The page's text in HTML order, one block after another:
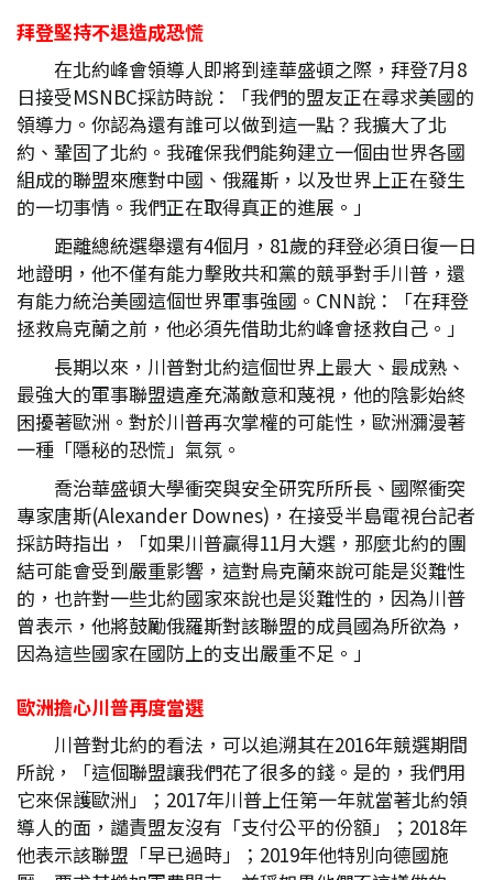
拜登堅持不退造成恐慌
在北約峰會領導人即將到達華盛頓之際，拜登7月8
日接受MSNBC採訪時說：「我們的盟友正在尋求美國的
領導力。你認為還有誰可以做到這一點？我擴大了北
約、鞏固了北約。我確保我們能夠建立一個由世界各國
組成的聯盟來應對中國、俄羅斯，以及世界上正在發生
的一切事情。我們正在取得真正的進展。」
距離總統選舉還有4個月，81歲的拜登必須日復一日
地證明，他不僅有能力擊敗共和黨的競爭對手川普，還
有能力統治美國這個世界軍事強國。CNN說：「在拜登
拯救烏克蘭之前，他必須先借助北約峰會拯救自己。」
長期以來，川普對北約這個世界上最大、最成熟、
最強大的軍事聯盟遺產充滿敵意和蔑視，他的陰影始終
困擾著歐洲。對於川普再次掌權的可能性，歐洲瀰漫著
一種「隱秘的恐慌」氣氛。
喬治華盛頓大學衝突與安全研究所所長、國際衝突
專家唐斯(Alexander Downes)，在接受半島電視台記者
採訪時指出，「如果川普贏得11月大選，那麼北約的團
結可能會受到嚴重影響，這對烏克蘭來說可能是災難性
的，也許對一些北約國家來說也是災難性的，因為川普
曾表示，他將鼓勵俄羅斯對該聯盟的成員國為所欲為，
因為這些國家在國防上的支出嚴重不足。」
歐洲擔心川普再度當選
川普對北約的看法，可以追溯其在2016年競選期間
所說，「這個聯盟讓我們花了很多的錢。是的，我們用
它來保護歐洲」；2017年川普上任第一年就當著北約領
導人的面，譴責盟友沒有「支付公平的份額」；2018年
他表示該聯盟「早已過時」；2019年他特別向德國施